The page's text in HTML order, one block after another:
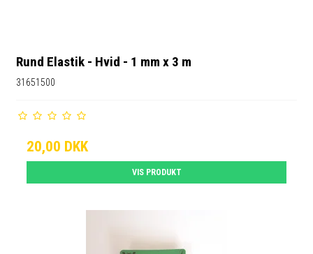
Rund Elastik - Hvid - 1 mm x 3 m
31651500
20,00 DKK
VIS PRODUKT